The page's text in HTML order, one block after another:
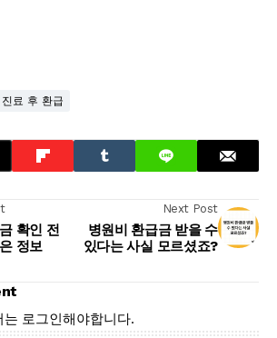
진료 후 환급
확인 전
정보
Next Post
병원비 환급금 받을 수
있다는 사실 모르셨죠?
는 로그인해야합니다.